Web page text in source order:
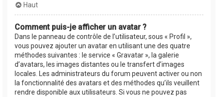
Haut
Comment puis-je afficher un avatar ?
Dans le panneau de contrôle de l’utilisateur, sous « Profil »,
vous pouvez ajouter un avatar en utilisant une des quatre
méthodes suivantes : le service « Gravatar », la galerie
d’avatars, les images distantes ou le transfert d’images
locales. Les administrateurs du forum peuvent activer ou non
la fonctionnalité des avatars et des méthodes qu’ils veuillent
rendre disponible aux utilisateurs. Si vous ne pouvez pas